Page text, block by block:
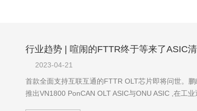
行业趋势 | 喧闹的FTTR终于等来了ASIC
2023-04-21
首款全面支持互联互通的FTTR OLT芯片即将问世
推出VN1800 PonCAN OLT ASIC与ONU ASIC ,在工业